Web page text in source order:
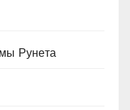
Рунета